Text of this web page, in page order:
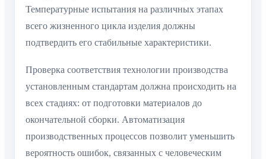
Температурные испытания на различных этапах
всего жизненного цикла изделия должны
подтвердить его стабильные характеристики.
Проверка соответствия технологии производства
установленным стандартам должна происходить на
всех стадиях: от подготовки материалов до
окончательной сборки. Автоматизация
производственных процессов позволит уменьшить
вероятность ошибок, связанных с человеческим